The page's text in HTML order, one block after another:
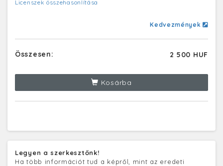
Licenszek összehasonlítása
Kedvezmények
Összesen: 2 500 HUF
Kosárba
Legyen a szerkesztőnk!
Ha több információt tud a képről, mint az eredeti